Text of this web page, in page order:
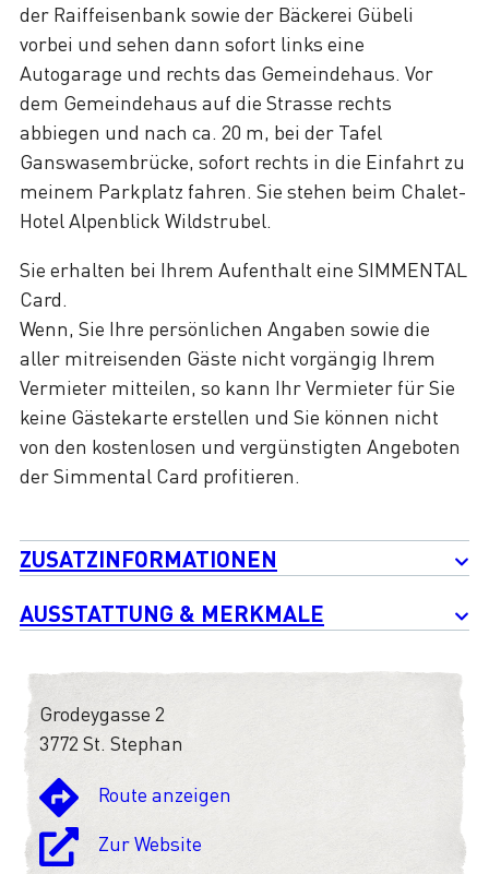
der Raiffeisenbank sowie der Bäckerei Gübeli
vorbei und sehen dann sofort links eine
Autogarage und rechts das Gemeindehaus. Vor
dem Gemeindehaus auf die Strasse rechts
abbiegen und nach ca. 20 m, bei der Tafel
Ganswasembrücke, sofort rechts in die Einfahrt zu
meinem Parkplatz fahren. Sie stehen beim Chalet-
Hotel Alpenblick Wildstrubel.
Sie erhalten bei Ihrem Aufenthalt eine SIMMENTAL
Card.
Wenn, Sie Ihre persönlichen Angaben sowie die
aller mitreisenden Gäste nicht vorgängig Ihrem
Vermieter mitteilen, so kann Ihr Vermieter für Sie
keine Gästekarte erstellen und Sie können nicht
von den kostenlosen und vergünstigten Angeboten
der Simmental Card profitieren.
ZUSATZINFORMATIONEN
AUSSTATTUNG & MERKMALE
Grodeygasse 2
3772 St. Stephan
Route anzeigen
Zur Website